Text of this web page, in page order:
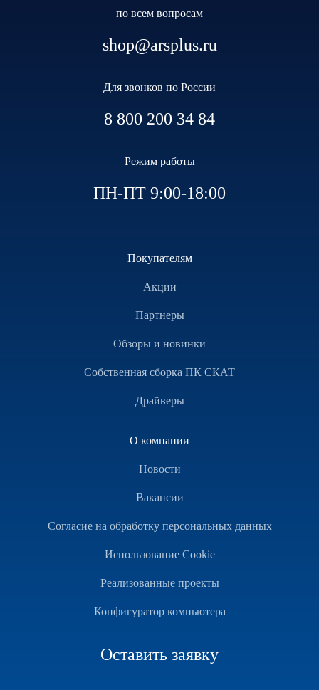
по всем вопросам
shop@arsplus.ru
Для звонков по России
8 800 200 34 84
Режим работы
ПН-ПТ 9:00-18:00
Покупателям
Акции
Партнеры
Обзоры и новинки
Собственная сборка ПК СКАТ
Драйверы
О компании
Новости
Вакансии
Согласие на обработку персональных данных
Использование Cookie
Реализованные проекты
Конфигуратор компьютера
Оставить заявку